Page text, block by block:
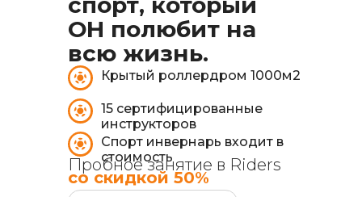
ОН полюбит на
всю жизнь.
Крытый роллердром 1000м2
15 сертифицированные
инструкторов
Спорт инвернарь входит в
стоимость
Пробное занятие в Riders
со скидкой 50%